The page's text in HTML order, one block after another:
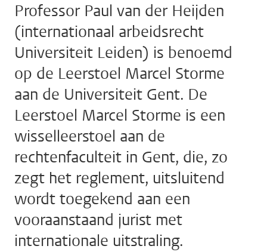
Professor Paul van der Heijden
(internationaal arbeidsrecht
Universiteit Leiden) is benoemd
op de Leerstoel Marcel Storme
aan de Universiteit Gent. De
Leerstoel Marcel Storme is een
wisselleerstoel aan de
rechtenfaculteit in Gent, die, zo
zegt het reglement, uitsluitend
wordt toegekend aan een
vooraanstaand jurist met
internationale uitstraling.